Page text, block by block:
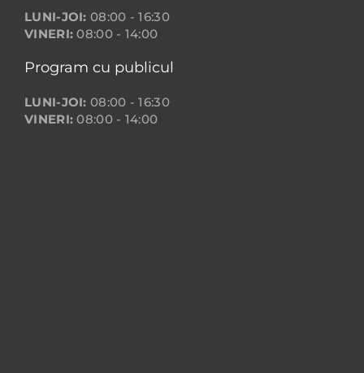
LUNI-JOI: 08:00 - 16:30
VINERI: 08:00 - 14:00
Program cu publicul
LUNI-JOI: 08:00 - 16:30
VINERI: 08:00 - 14:00